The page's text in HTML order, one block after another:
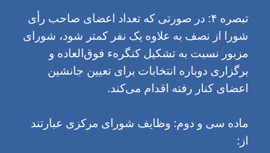
تبصره ۴: در صورتی که تعداد اعضای صاحب رأی
شورا از نصف به علاوه یک نفر کمتر شود، شورای
مزبور نسبت به تشکیل کنگرهء فوق‌العاده و
برگزاری دوباره انتخابات برای تعیین جانشین
اعضای کنار رفته اقدام می‌کند.
ماده سی و دوم: وظایف شورای مرکزی عبارتند
از: